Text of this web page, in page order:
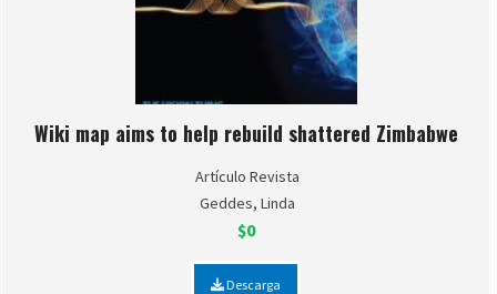
Wiki map aims to help rebuild shattered Zimbabwe
Artículo Revista
Geddes, Linda
$0
Descarga